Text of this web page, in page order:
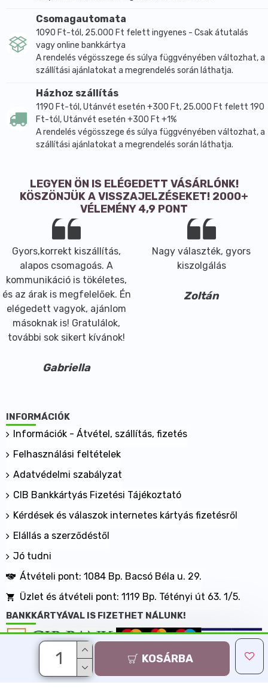
KOSÁRBA
Csomagautomata
1090 Ft-tól, 25.000 Ft felett ingyenes - Csak átutalás
vagy online bankkártya
A rendelés végösszege és súlya függvényében változhat, a
szállítási ajánlatokat a megrendelés során láthatja.
Házhoz szállítás
1190 Ft-tól, Utánvét esetén +300 Ft, 25.000 Ft felett 190
Ft-tól, Utánvét esetén +300 Ft +1%
A rendelés végösszege és súlya függvényében változhat, a
szállítási ajánlatokat a megrendelés során láthatja.
LEGYEN ÖN IS ELÉGEDETT VÁSÁRLÓNK!
KÖSZÖNJÜK A VISSZAJELZÉSEKET! 2000+
VÉLEMÉNY 4,9 PONT
Gyors,korrekt kiszállítás,
alapos csomagoás. A
kommunikáció is tökéletes,
és az árak is megfelelőek. Én
elégedett vagyok, ajánlom
másoknak is! Gratulálok,
további sok sikert kívánok!
Gabriella
Nagy választék, gyors
kiszolgálás
Zoltán
INFORMÁCIÓK
Információk - Átvétel, szállítás, fizetés
Felhasználási feltételek
Adatvédelmi szabályzat
CIB Bankkártyás Fizetési Tájékoztató
Kérdések és válaszok internetes kártyás fizetésről
Elállás a szerződéstől
Jó tudni
Átvételi pont: 1084 Bp. Bacsó Béla u. 29.
Üzlet és átvételi pont: 1119 Bp. Tétényi út 63. 1/5.
BANKKÁRTYÁVAL IS FIZETHET NÁLUNK!
Minden jog fenntartva, MaxShopping Kft. 2013-2026
Árukereső.hu